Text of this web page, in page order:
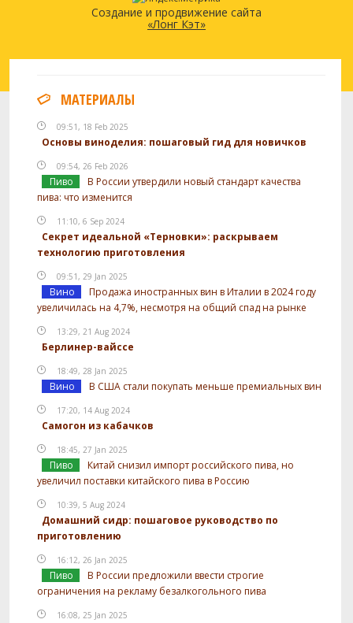
Создание и продвижение сайта
«Лонг Кэт»
МАТЕРИАЛЫ
09:51, 18 Feb 2025
Основы виноделия: пошаговый гид для новичков
09:54, 26 Feb 2026
Пиво
В России утвердили новый стандарт качества
пива: что изменится
11:10, 6 Sep 2024
Секрет идеальной «Терновки»: раскрываем
технологию приготовления
09:51, 29 Jan 2025
Вино
Продажа иностранных вин в Италии в 2024 году
увеличилась на 4,7%, несмотря на общий спад на рынке
13:29, 21 Aug 2024
Берлинер-вайссе
18:49, 28 Jan 2025
Вино В США стали покупать меньше премиальных вин
17:20, 14 Aug 2024
Самогон из кабачков
18:45, 27 Jan 2025
Пиво
Китай снизил импорт российского пива, но
увеличил поставки китайского пива в Россию
10:39, 5 Aug 2024
Домашний сидр: пошаговое руководство по
приготовлению
16:12, 26 Jan 2025
Пиво
В России предложили ввести строгие
ограничения на рекламу безалкогольного пива
16:08, 25 Jan 2025